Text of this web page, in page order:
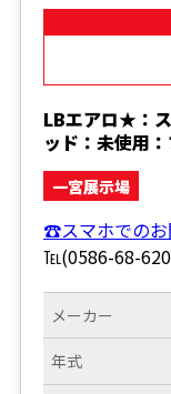
LBエアロ★：
ッド：未使用
一宮展示場
☎スマホでのお
℡(0586-68-
メーカー
年式